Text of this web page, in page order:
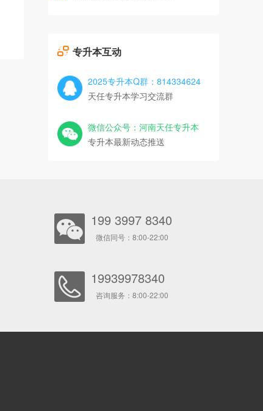
专升本互动
2025专升本Q群：814334624
天任专升本学习交流群
微信公众号：河南天任专升本
专升本最新动态推送
199 3997 8340
微信同号：8:00-22:00
19939978340
咨询服务：8:00-22:00